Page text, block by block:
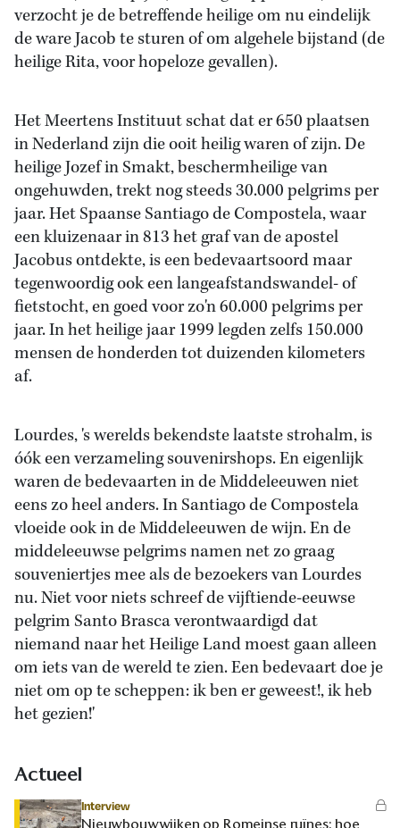
verzocht je de betreffende heilige om nu eindelijk
de ware Jacob te sturen of om algehele bijstand (de
heilige Rita, voor hopeloze gevallen).
Het Meertens Instituut schat dat er 650 plaatsen
in Nederland zijn die ooit heilig waren of zijn. De
heilige Jozef in Smakt, beschermheilige van
ongehuwden, trekt nog steeds 30.000 pelgrims per
jaar. Het Spaanse Santiago de Compostela, waar
een kluizenaar in 813 het graf van de apostel
Jacobus ontdekte, is een bedevaartsoord maar
tegenwoordig ook een langeafstandswandel- of
fietstocht, en goed voor zo'n 60.000 pelgrims per
jaar. In het heilige jaar 1999 legden zelfs 150.000
mensen de honderden tot duizenden kilometers
af.
Lourdes, 's werelds bekendste laatste strohalm, is
óók een verzameling souvenirshops. En eigenlijk
waren de bedevaarten in de Middeleeuwen niet
eens zo heel anders. In Santiago de Compostela
vloeide ook in de Middeleeuwen de wijn. En de
middeleeuwse pelgrims namen net zo graag
souveniertjes mee als de bezoekers van Lourdes
nu. Niet voor niets schreef de vijftiende-eeuwse
pelgrim Santo Brasca verontwaardigd dat
niemand naar het Heilige Land moest gaan alleen
om iets van de wereld te zien. Een bedevaart doe je
niet om op te scheppen: ik ben er geweest!, ik heb
het gezien!'
Actueel
Interview
Nieuwbouwwijken op Romeinse ruïnes: hoe